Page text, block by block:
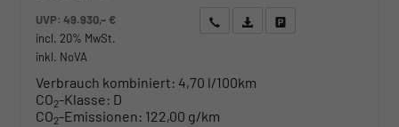
UVP:49.930,– €
incl. 20% MwSt.
inkl. NoVA
Wir rufen Sie anAngebot drucken (PDF)
Verbrauch kombiniert: 4,70 l/100km
CO2-Klasse: D
CO2-Emissionen: 122,00 g/km